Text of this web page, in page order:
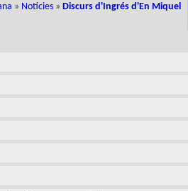
» Notícies »Discurs d'Ingrés d'En Miquel